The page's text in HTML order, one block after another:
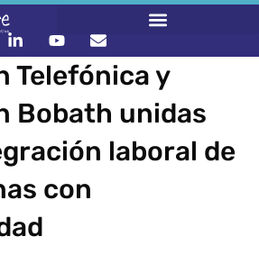
Telefónica y
Bobath unidas
laboral de
con